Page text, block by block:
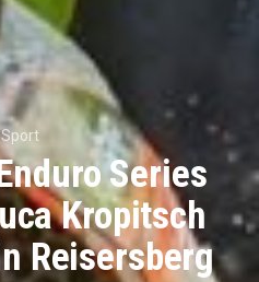
Sport
Series
Kropitsch
Reisersberg